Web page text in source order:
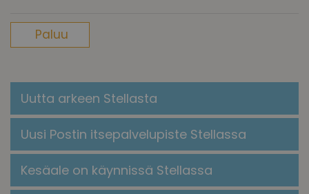
Paluu
Uutta arkeen Stellasta
Uusi Postin itsepalvelupiste Stellassa
Kesäale on käynnissä Stellassa